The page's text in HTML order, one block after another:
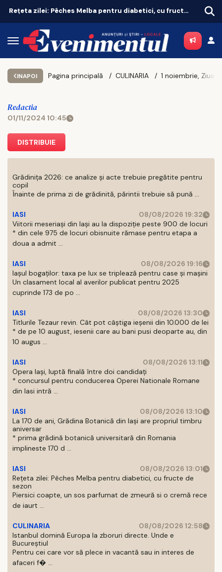
Rețeta zilei: Pêches Melba pentru diabetici, cu fructe de sezon
INAPOI Pagina principală CULINARIA
Redactia
01/11/2024 10:45
DISTRIBUIE
Grădinița 2026: ce analize și acte trebuie pregătite pentru
copil
Înainte de prima zi de grădinită, părintii trebuie să pună ...
IASI
08/08/2026 19:32
Viitorii meseriași din Iași au la dispoziție peste 900 de locuri
* din cele 975 de locuri obisnuite rămase pentru etapa a
doua a admit ...
IASI
08/08/2026 19:16
Iașul bogaților: taxa pe lux se triplează pentru case și mașini
Un clasament local al averilor publicat pentru 2025
cuprinde 173 de po ...
IASI
08/08/2026 13:30
Titlurile Tezaur revin. Cât pot câștiga ieșenii din 10.000 de lei
* de pe 10 august, iesenii care au bani pusi deoparte au, din
10 augus ...
IASI
08/08/2026 13:11
Opera Iași, luptă finală între doi candidați
* concursul pentru conducerea Operei Nationale Romane
din Iasi intră ...
IASI
08/08/2026 13:10
La 170 de ani, Grădina Botanică din Iași are propriul timbru
aniversar
* prima grădină botanică universitară din Romania
implineste 170 d ...
IASI
08/08/2026 13:01
Rețeta zilei: Pêches Melba pentru diabetici, cu fructe de
sezon
Piersici coapte, un sos parfumat de zmeură si o cremă rece
de iaurt ...
CULINARIA
08/08/2026 12:58
Istanbul domină Europa la zboruri directe. Unde e
Bucureștiul
Pentru cei care vor să plece in vacantă sau in interes de
afaceri f� ...